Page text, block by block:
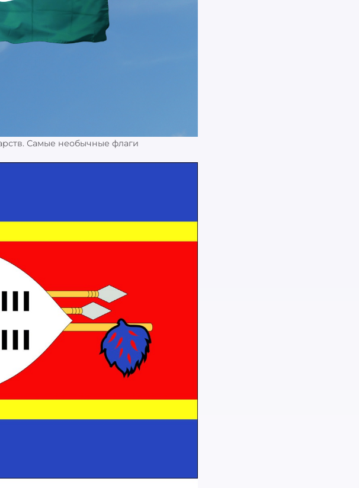
Самые необычные флаги